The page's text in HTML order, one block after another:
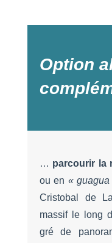
Option
… parcourir la
ou en « guagua
Cristobal de
massif le long
gré de